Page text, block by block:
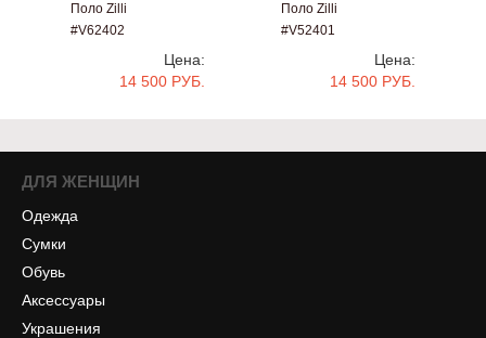
Поло Zilli
#V62402
Цена:
14 500 РУБ.
Поло Zilli
#V52401
Цена:
14 500 РУБ.
ДЛЯ ЖЕНЩИН
Одежда
Сумки
Обувь
Аксессуары
Украшения